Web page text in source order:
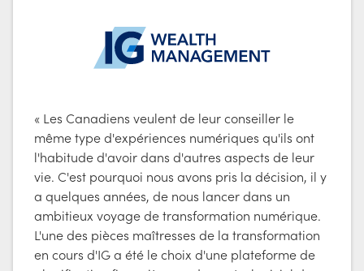
« Les Canadiens veulent de leur conseiller le
même type d'expériences numériques qu'ils ont
l'habitude d'avoir dans d'autres aspects de leur
vie. C'est pourquoi nous avons pris la décision, il y
a quelques années, de nous lancer dans un
ambitieux voyage de transformation numérique.
L'une des pièces maîtresses de la transformation
en cours d'IG a été le choix d'une plateforme de